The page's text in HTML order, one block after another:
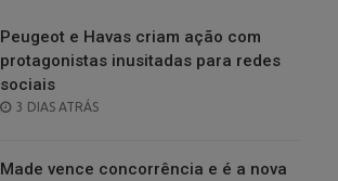
Peugeot e Havas criam ação com
protagonistas inusitadas para redes
sociais
POSTED
3 DIAS ATRÁS
Made vence concorrência e é a nova